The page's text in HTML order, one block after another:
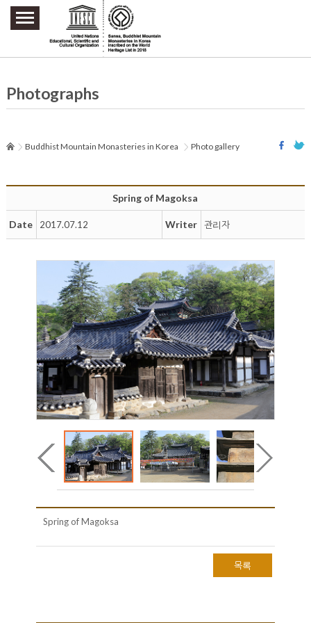
주요메뉴 바로가기
본문 바로가기
하단메뉴 바로가기
Photographs
Buddhist Mountain Monasteries in Korea Photo gallery
Spring of Magoksa
Date 2017.07.12 Writer 관리자
Spring of Magoksa
목록